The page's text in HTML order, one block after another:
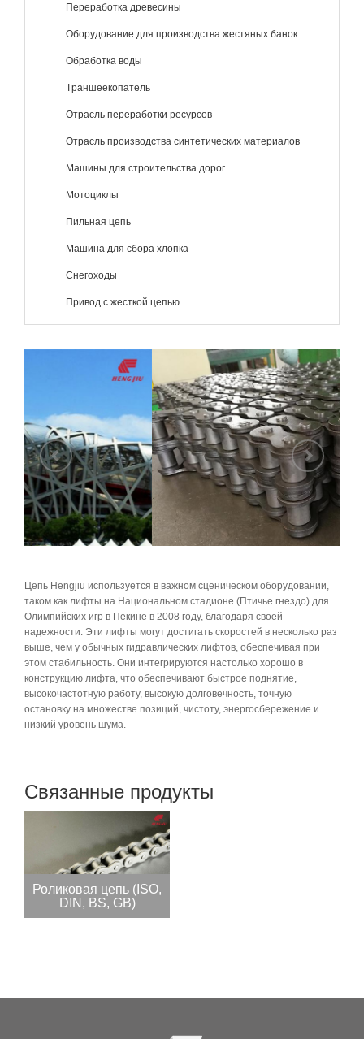
Переработка древесины
Оборудование для производства жестяных банок
Обработка воды
Tраншеекопатель
Отрасль переработки ресурсов
Отрасль производства синтетических материалов
Машины для строительства дорог
Mотоциклы
Пильная цепь
Машина для сбора хлопка
Снегоходы
Привод с жесткой цепью
Предыдущий
Цепь Hengjiu используется в важном сценическом оборудовании,
таком как лифты на Национальном стадионе (Птичье гнездо) для
Олимпийских игр в Пекине в 2008 году, благодаря своей
надежности. Эти лифты могут достигать скоростей в несколько раз
выше, чем у обычных гидравлических лифтов, обеспечивая при
этом стабильность. Они интегрируются настолько хорошо в
конструкцию лифта, что обеспечивают быстрое поднятие,
высокочастотную работу, высокую долговечность, точную
остановку на множестве позиций, чистоту, энергосбережение и
низкий уровень шума.
Связанные продукты
Роликовая цепь (ISO,
DIN, BS, GB)